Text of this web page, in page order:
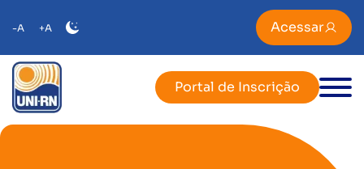
-A +A Acessar
Portal de Inscrição